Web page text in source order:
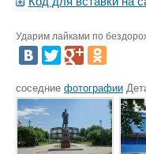
Ударим лайками по
соседние фотографии